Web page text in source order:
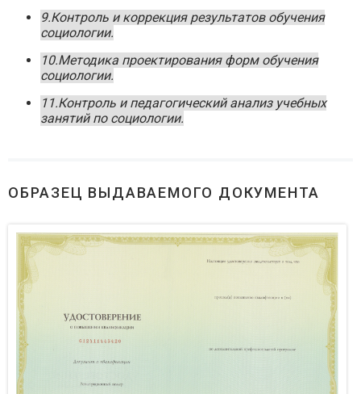
9.Контроль и коррекция результатов обучения
социологии.
10.Методика проектирования форм обучения
социологии.
11.Контроль и педагогический анализ учебных
занятий по социологии.
ОБРАЗЕЦ ВЫДАВАЕМОГО ДОКУМЕНТА